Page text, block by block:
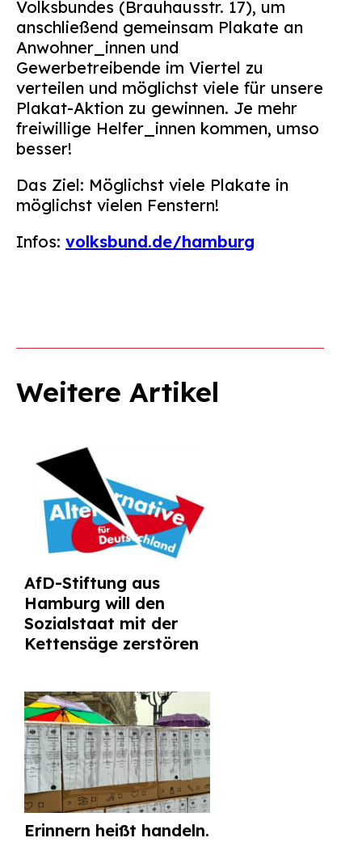
Volksbundes (Brauhausstr. 17), um
anschließend gemeinsam Plakate an
Anwohner_innen und
Gewerbetreibende im Viertel zu
verteilen und möglichst viele für unsere
Plakat-Aktion zu gewinnen. Je mehr
freiwillige Helfer_innen kommen, umso
besser!
Das Ziel: Möglichst viele Plakate in
möglichst vielen Fenstern!
Infos: volksbund.de/hamburg
Weitere Artikel
AfD-Stiftung aus
Hamburg will den
Sozialstaat mit der
Kettensäge zerstören
Erinnern heißt handeln.